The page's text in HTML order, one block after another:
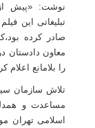
نوشت: «پیش
تبلیغاتی این
صادر کرده
معاون دادستان
را بلامانع اعلام
تلاش سازمان
مساعدت و
اسلامی تهران